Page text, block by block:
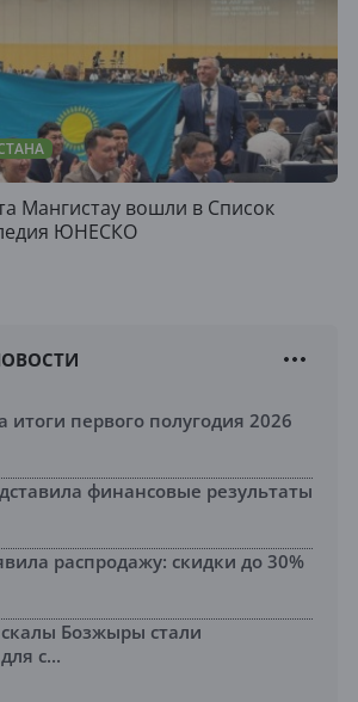
Мангистау вошли в Список
ЮНЕСКО
итоги первого полугодия 2026
финансовые результаты
распродажу: скидки до 30%
Бозжыры стали
с...